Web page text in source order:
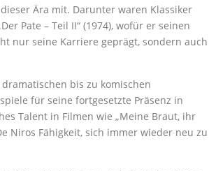
Ära mit. Darunter waren Klassiker
Pate – Teil II“ (1974), wofür er seinen
nur seine Karriere geprägt, sondern auch
bis zu komischen
für seine fortgesetzte Präsenz in
Talent in Filmen wie „Meine Braut, ihr
Niros Fähigkeit, sich immer wieder neu zu